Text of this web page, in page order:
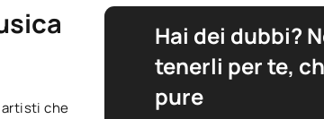
artisti che
Hai dei dubbi?
tenerli per te,
pure